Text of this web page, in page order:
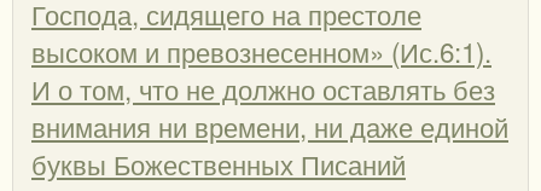
Господа, сидящего на престоле
высоком и превознесенном» (Ис.6:1).
И о том, что не должно оставлять без
внимания ни времени, ни даже единой
буквы Божественных Писаний